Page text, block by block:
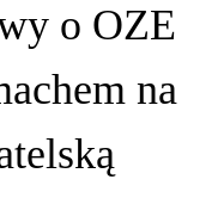
o OZE
na